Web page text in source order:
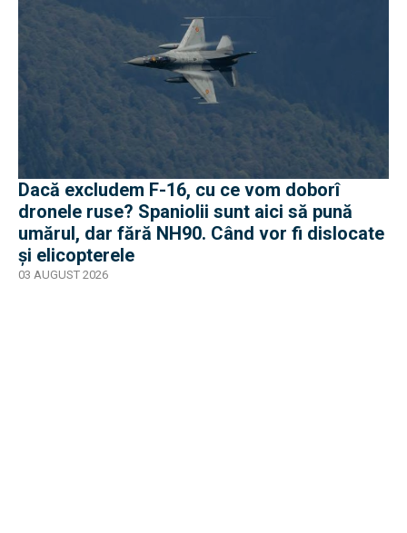
Dacă excludem F-16, cu ce vom doborî
dronele ruse? Spaniolii sunt aici să pună
umărul, dar fără NH90. Când vor fi dislocate
și elicopterele
03 AUGUST 2026